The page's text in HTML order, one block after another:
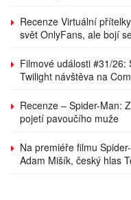
Recenze Virtuální
svět OnlyFans, ale bojí
Filmové události #31/26:
Twilight návštěva na
Recenze – Spider-Man:
pojetí pavoučího muže
Na premiéře filmu
Adam Mišík, český hlas